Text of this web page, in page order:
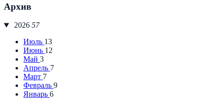
Архив
2026 57
Июль 13
Июнь 12
Май 3
Апрель 7
Март 7
Февраль 9
Январь 6